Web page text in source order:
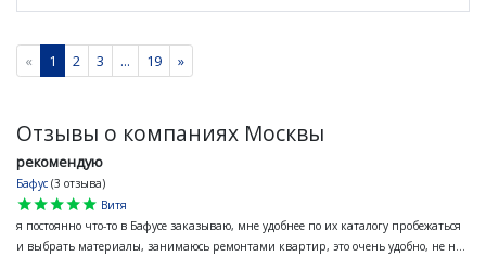
« 1 2 3 ... 19 »
Отзывы о компаниях Москвы
рекомендую
Бафус (3 отзыва)
star
star
star
star
star
Витя
я постоянно что-то в Бафусе заказываю, мне удобнее по их каталогу пробежаться
и выбрать материалы, занимаюсь ремонтами квартир, это очень удобно, не н...